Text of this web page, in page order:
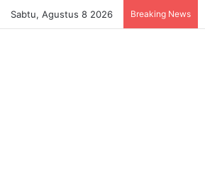
Sabtu, Agustus 8 2026 Breaking News